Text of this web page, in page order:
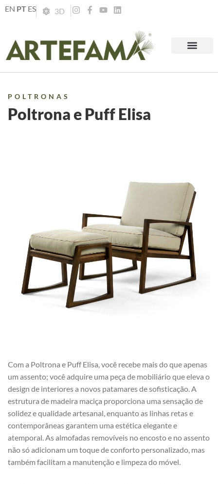
EN PT ES 3D
POLTRONAS
Poltrona e Puff Elisa
Com a Poltrona e Puff Elisa, você recebe mais do que apenas
um assento; você adquire uma peça de mobiliário que eleva o
design de interiores a novos patamares de sofisticação. A
estrutura de madeira maciça proporciona uma sensação de
solidez e qualidade artesanal, enquanto as linhas retas e
contemporâneas garantem uma estética elegante e
atemporal. As almofadas removíveis no encosto e no assento
não só adicionam um toque de conforto personalizado, mas
também facilitam a manutenção e limpeza do móvel.